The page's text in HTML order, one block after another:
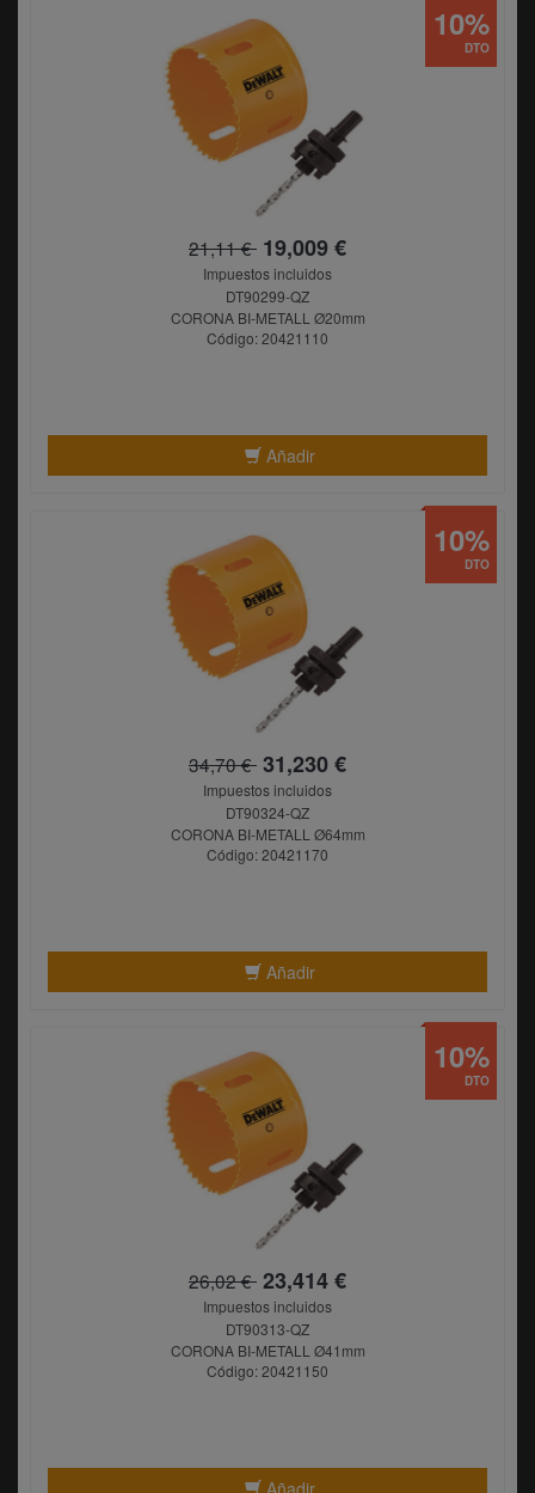
21,11 € 19,009 €
Impuestos incluidos
DT90299-QZ
CORONA BI-METALL Ø20mm
Código: 20421110
Añadir
DTO
10%
34,70 € 31,230 €
Impuestos incluidos
DT90324-QZ
CORONA BI-METALL Ø64mm
Código: 20421170
Añadir
DTO
10%
26,02 € 23,414 €
Impuestos incluidos
DT90313-QZ
CORONA BI-METALL Ø41mm
Código: 20421150
Añadir
DTO
10%